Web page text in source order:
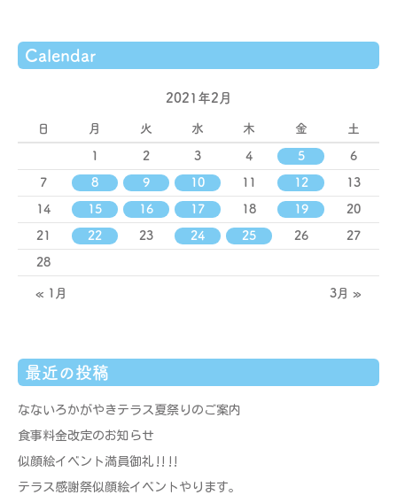
Calendar
2021年2月
日 月 火 水 木 金 土
1 2 3 4 5 6
7 8 9 10 11 12 13
14 15 16 17 18 19 20
21 22 23 24 25 26 27
28
« 1月 3月 »
最近の投稿
なないろかがやきテラス夏祭りのご案内
食事料金改定のお知らせ
似顔絵イベント満員御礼‼‼
テラス感謝祭似顔絵イベントやります。